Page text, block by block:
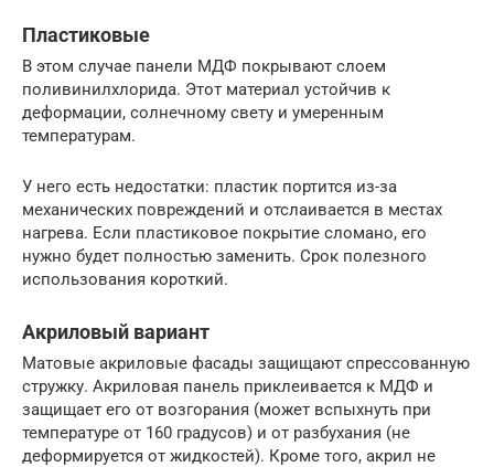
Пластиковые
В этом случае панели МДФ покрывают слоем
поливинилхлорида. Этот материал устойчив к
деформации, солнечному свету и умеренным
температурам.
У него есть недостатки: пластик портится из-за
механических повреждений и отслаивается в местах
нагрева. Если пластиковое покрытие сломано, его
нужно будет полностью заменить. Срок полезного
использования короткий.
Акриловый вариант
Матовые акриловые фасады защищают спрессованную
стружку. Акриловая панель приклеивается к МДФ и
защищает его от возгорания (может вспыхнуть при
температуре от 160 градусов) и от разбухания (не
деформируется от жидкостей). Кроме того, акрил не